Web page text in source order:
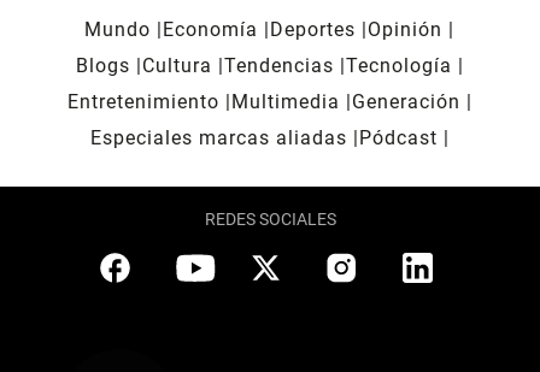
Mundo Economía Deportes
Opinión
Blogs
Cultura Tendencias Tecnología
Entretenimiento
Multimedia
Generación
Especiales marcas aliadas
Pódcast
REDES SOCIALES